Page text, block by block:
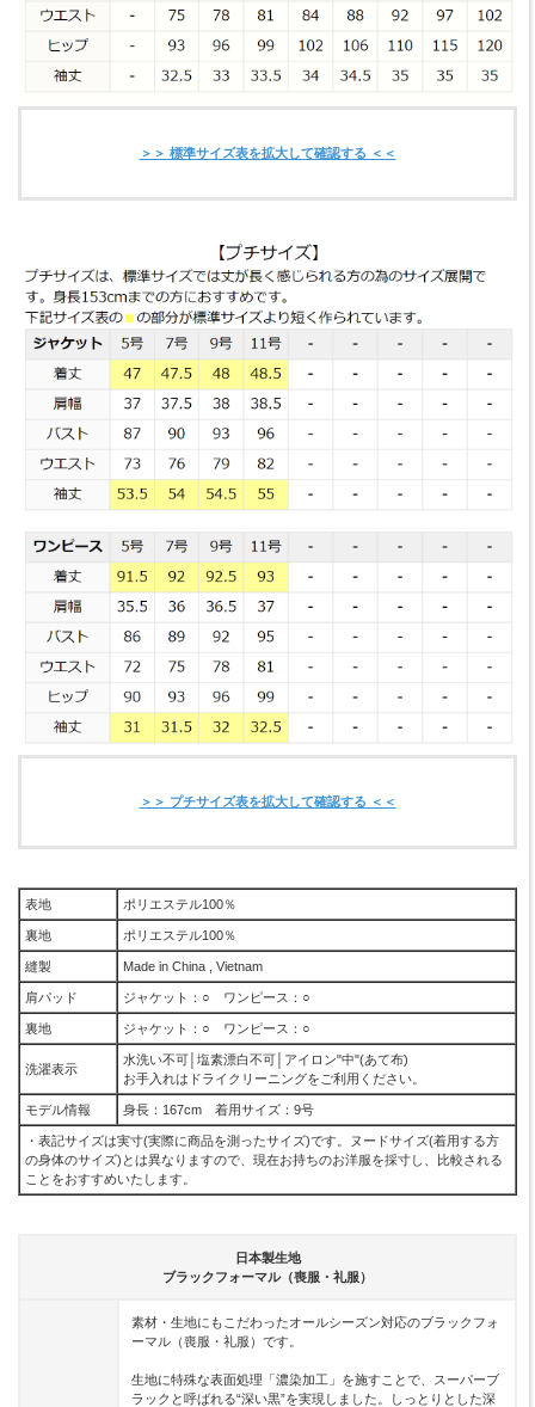
＞＞ 標準サイズ表を拡大して確認する ＜＜
＞＞ プチサイズ表を拡大して確認する ＜＜
表地 ポリエステル100％
裏地 ポリエステル100％
縫製 Made in China , Vietnam
肩パッド ジャケット：○ ワンピース：○
裏地 ジャケット：○ ワンピース：○
洗濯表示
水洗い不可│塩素漂白不可│アイロン"中"(あて布)
お手入れはドライクリーニングをご利用ください。
モデル情報 身長：167cm 着用サイズ：9号
・表記サイズは実寸(実際に商品を測ったサイズ)です。ヌードサイズ(着用する方
の身体のサイズ)とは異なりますので、現在お持ちのお洋服を採寸し、比較される
ことをおすすめいたします。
日本製生地
ブラックフォーマル（喪服・礼服）
素材・生地にもこだわったオールシーズン対応のブラックフォ
ーマル（喪服・礼服）です。
生地に特殊な表面処理「濃染加工」を施すことで、スーパーブ
ラックと呼ばれる“深い黒”を実現しました。しっとりとした深